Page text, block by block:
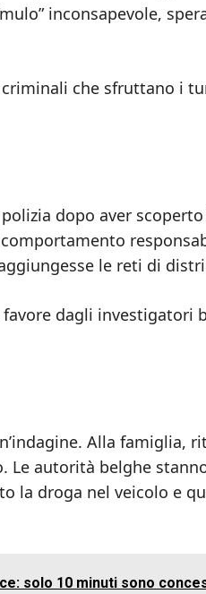
inconsapevole,
che sfruttano i
dopo aver
le reti di
dagli investigatori
Alla famiglia,
autorità belghe
la droga nel veicolo e
solo 10 minuti sono